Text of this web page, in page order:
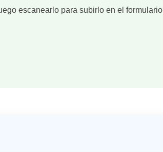
escanearlo para subirlo en el formulario